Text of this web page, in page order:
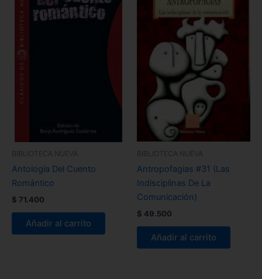
BIBLIOTECA NUEVA
Antología Del Cuento
Romántico
$ 71.400
Añadir al carrito
BIBLIOTECA NUEVA
Antropofagias #31 (Las
Indisciplinas De La
Comunicación)
$ 49.500
Añadir al carrito